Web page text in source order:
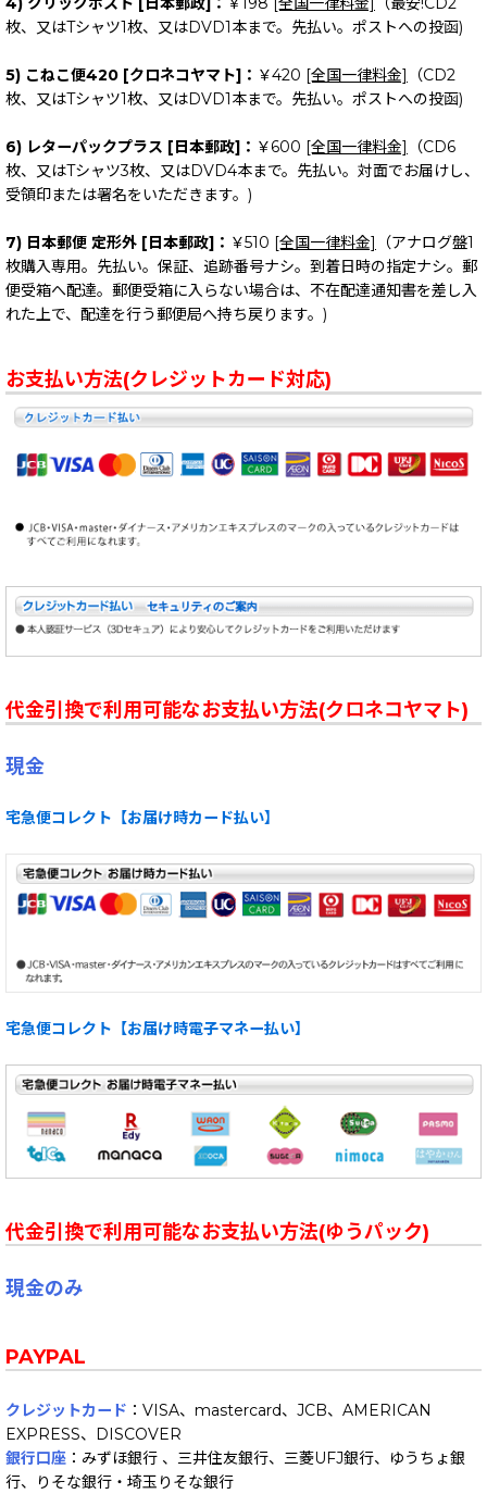
枚、又はTシャツ1枚、又はDVD1本まで。先払い。ポストへの投函)
5) こねこ便420 [クロネコヤマト]： ￥420 [全国一律料金]
（CD2
枚、又はTシャツ1枚、又はDVD1本まで。先払い。ポストへの投函)
6) レターパックプラス [日本郵政]： ￥600 [全国一律料金]
（CD6
枚、又はTシャツ3枚、又はDVD4本まで。先払い。対面でお届けし、
受領印または署名をいただきます。)
7) 日本郵便 定形外 [日本郵政]： ￥510 [全国一律料金]
（アナログ盤1
枚購入専用。先払い。保証、追跡番号ナシ。到着日時の指定ナシ。郵
便受箱へ配達。郵便受箱に入らない場合は、不在配達通知書を差し入
れた上で、配達を行う郵便局へ持ち戻ります。)
お支払い方法(クレジットカード対応)
代金引換で利用可能なお支払い方法(クロネコヤマト)
現金
宅急便コレクト【お届け時カード払い】
宅急便コレクト【お届け時電子マネー払い】
代金引換で利用可能なお支払い方法(ゆうパック)
現金のみ
PAYPAL
クレジットカード ：VISA、mastercard、JCB、AMERICAN
EXPRESS、DISCOVER
銀行口座 ：みずほ銀行 、三井住友銀行、三菱UFJ銀行、ゆうちょ銀
行、りそな銀行・埼玉りそな銀行